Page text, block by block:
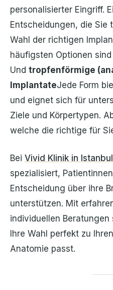
personalisierter Eingriff.
Entscheidungen, die Sie
Wahl der richtigen
häufigsten Optionen sind
Und tropfenförmige
ImplantateJede Form
und eignet sich für
Ziele und Körpertypen.
welche die richtige für
Bei Vivid Klinik in Istanbul
spezialisiert,
Entscheidung über ihre
unterstützen. Mit
individuellen
Ihre Wahl perfekt zu
Anatomie passt.